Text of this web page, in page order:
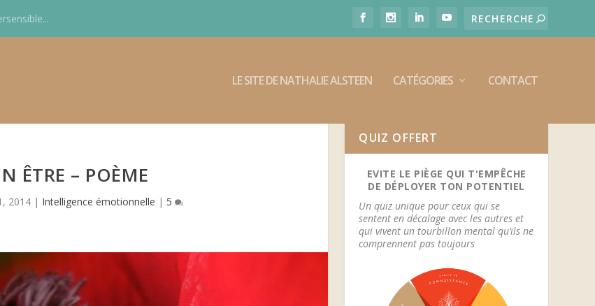
LE SITE DE NATHALIE ALSTEEN CATÉGORIES CONTACT
ÊTRE – POÈME
2014| Intelligence émotionnelle | 5
QUIZ OFFERT
EVITE LE PIÈGE QUI T'EMPÊCHE
DE DÉPLOYER TON POTENTIEL
Un quiz unique pour ceux qui se
sentent en décalage avec les autres et
qui vivent un tourbillon mental qu’ils ne
comprennent pas toujours